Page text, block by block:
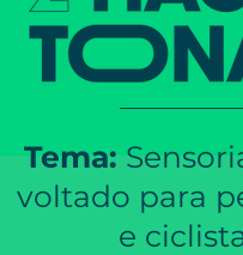
Tema:
voltado para
e